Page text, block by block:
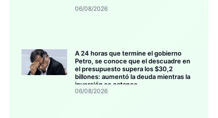
06/08/2026
A 24 horas que termine el gobierno
Petro, se conoce que el descuadre en
el presupuesto supera los $30,2
billones: aumentó la deuda mientras la
inversión se estanca
06/08/2026